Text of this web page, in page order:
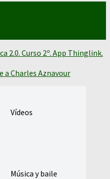
2.0. Curso 2º. App Thinglink.
a Charles Aznavour
Vídeos
Música y baile